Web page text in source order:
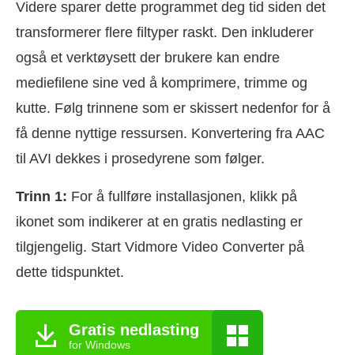
Videre sparer dette programmet deg tid siden det
transformerer flere filtyper raskt. Den inkluderer
også et verktøysett der brukere kan endre
mediefilene sine ved å komprimere, trimme og
kutte. Følg trinnene som er skissert nedenfor for å
få denne nyttige ressursen. Konvertering fra AAC
til AVI dekkes i prosedyrene som følger.
Trinn 1: For å fullføre installasjonen, klikk på
ikonet som indikerer at en gratis nedlasting er
tilgjengelig. Start Vidmore Video Converter på
dette tidspunktet.
Gratis nedlasting
for Windows